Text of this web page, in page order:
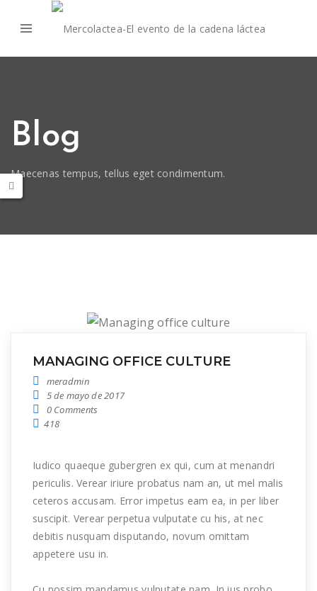
Blog
Maecenas tempus, tellus eget condimentum.
MANAGING OFFICE CULTURE
meradmin
5 de mayo de 2017
0 Comments
418
Iudico quaeque gubergren ex qui, cum at menandri
periculis. Verear iriure probatus nam an, ut mel malis
ceteros accusam. Error impetus eam ea, in per liber
suscipit. Verear perpetua vulputate cu his, at nec
debitis nusquam disputando, novum omittam
appetere usu in.